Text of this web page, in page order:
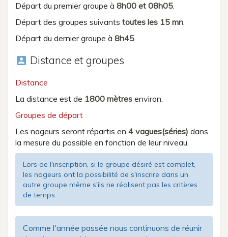
Départ du premier groupe à 8h00 et 08h05.
Départ des groupes suivants toutes les 15 mn.
Départ du dernier groupe à 8h45.
account_box Distance et groupes
Distance
La distance est de 1800 mètres environ.
Groupes de départ
Les nageurs seront répartis en 4 vagues(séries) dans
la mesure du possible en fonction de leur niveau.
Lors de l'inscription, si le groupe désiré est complet,
les nageurs ont la possibilité de s'inscrire dans un
autre groupe même s'ils ne réalisent pas les critères
de temps.
Comme l'année passée nous continuons de réunir